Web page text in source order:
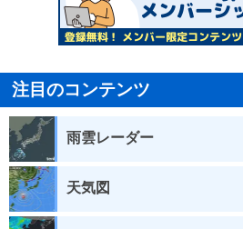
注目のコンテンツ
雨雲レーダー
天気図